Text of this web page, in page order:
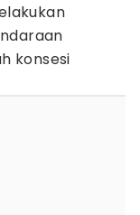
konsesi